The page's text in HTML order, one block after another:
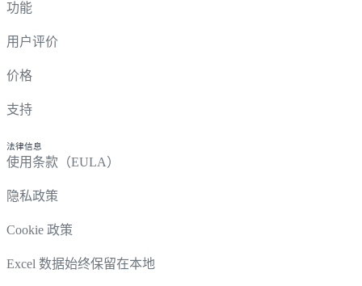
功能
用户评价
价格
支持
法律信息
使用条款（EULA）
隐私政策
Cookie 政策
Excel 数据始终保留在本地